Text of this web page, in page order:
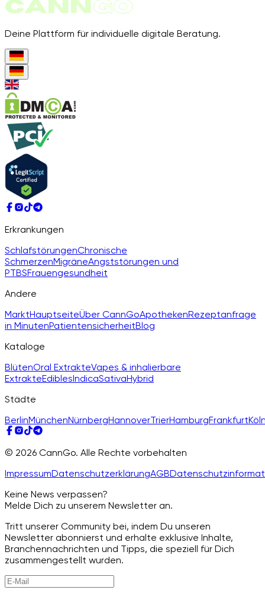
Deine Plattform für individuelle digitale Beratung.
Erkrankungen
SchlafstörungenChronische
SchmerzenMigräneAngststörungen und
PTBSFrauengesundheit
Andere
MarktHauptseiteÜber CannGoApothekenRezeptanfrage
in MinutenPatientensicherheitBlog
Kataloge
BlütenOral ExtrakteVapes & inhalierbare
ExtrakteEdiblesIndicaSativaHybrid
Städte
BerlinMünchenNürnbergHannoverTrierHamburgFrankfurt
© 2026 CannGo. Alle Rechte vorbehalten
ImpressumDatenschutzerklärungAGB
Keine News verpassen?
Melde Dich zu unserem Newsletter an.
Tritt unserer Community bei, indem Du unseren
Newsletter abonnierst und erhalte exklusive Inhalte,
Branchennachrichten und Tipps, die speziell für Dich
zusammengestellt wurden.